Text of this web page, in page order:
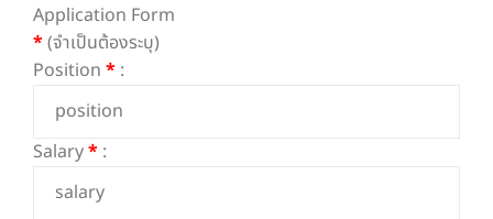
Application Form
*(จำเป็นต้องระบุ)
Position * :
Salary* :